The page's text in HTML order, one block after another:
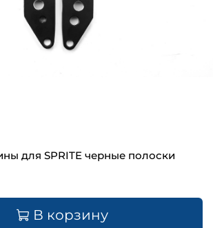
для SPRITE черные полоски
В корзину